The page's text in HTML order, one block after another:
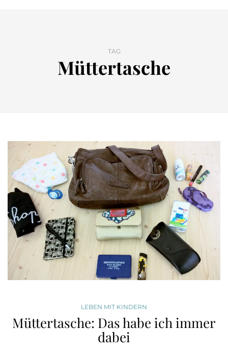
TAG
Müttertasche
LEBEN MIT KINDERN
Müttertasche: Das habe ich immer
dabei